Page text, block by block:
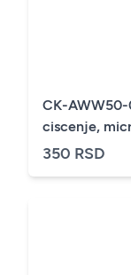
CK-AWW50-
ciscenje,
350 RSD